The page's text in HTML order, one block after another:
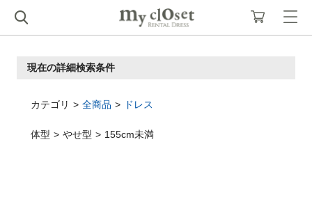
現在の詳細検索条件
カテゴリ 全商品 ドレス
体型 やせ型 155cm未満